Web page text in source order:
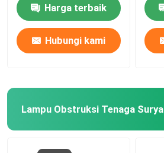
Harga terbaik
Hubungi kami
Lampu Obstruksi Tenaga Surya